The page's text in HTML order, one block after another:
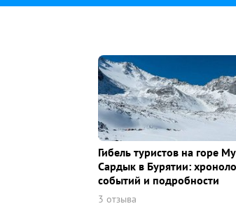
Гибель туристов на горе
Сардык в Бурятии:
событий и подробности
3 отзыва